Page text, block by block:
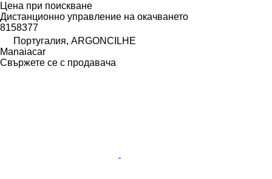
Цена при поискване
Дистанционно управление на окачването
8158377
Португалия, ARGONCILHE
Manaiacar
Свържете се с продавача